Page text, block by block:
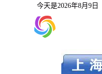
今天是2026年8月9日